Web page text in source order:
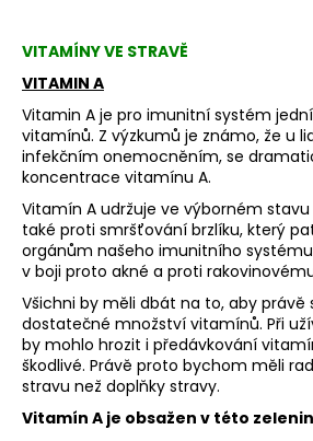
VITAMÍNY VE STRAVĚ
VITAMIN A
Vitamin A je pro imunitní systém
vitamínů. Z výzkumů je známo, že u
infekčním onemocněním, se
koncentrace vitamínu A.
Vitamín A udržuje ve výborném stavu
také proti smršťování brzlíku, který
orgánům našeho imunitního
v boji proto akné a proti
Všichni by měli dbát na to, aby právě
dostatečné množství vitamínů. Při
by mohlo hrozit i předávkování
škodlivé. Právě proto bychom měli
stravu než doplňky stravy.
Vitamín A je obsažen v této
D
o
p
o
r
u
č
u
j
e
m
e